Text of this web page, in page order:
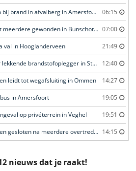
Vlammen slaan hoog op bij brand in afvalberg in Amersfoort 06:15
Frontale botsing leidt tot meerdere gewonden in Bunschoten-Spakenburg 07:00
val in Hooglanderveen 21:49
Brandweer in actie voor lekkende brandstofoplegger in Stroe 12:40
leidt tot wegafsluiting in Ommen 14:27
in Amersfoort 19:05
op privéterrein in Veghel 19:51
Coffeeshop drie maanden gesloten na meerdere overtredingen in Leiden 14:15
nieuws dat je raakt!